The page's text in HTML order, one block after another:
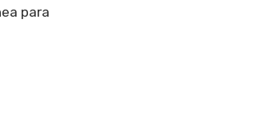
para